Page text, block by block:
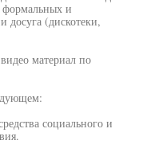
и
досуга (дискотеки,
материал по
социального и